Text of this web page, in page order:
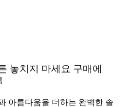
놓치지 마세요 구매에
아름다움을 더하는 완벽한 솔